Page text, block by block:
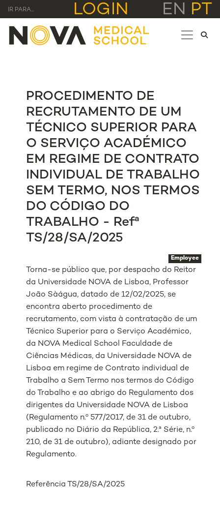
IR PARA... LOGIN EN PT
PROCEDIMENTO DE
RECRUTAMENTO DE UM
TÉCNICO SUPERIOR PARA
O SERVIÇO ACADÉMICO
EM REGIME DE CONTRATO
INDIVIDUAL DE TRABALHO
SEM TERMO, NOS TERMOS
DO CÓDIGO DO
TRABALHO - Refª
TS/28/SA/2025
Employee
Torna-se público que, por despacho do Reitor
da Universidade NOVA de Lisboa, Professor
João Sàágua, datado de 12/02/2025, se
encontra aberto procedimento de
recrutamento, com vista à contratação de um
Técnico Superior para o Serviço Académico,
da NOVA Medical School Faculdade de
Ciências Médicas, da Universidade NOVA de
Lisboa em regime de Contrato individual de
Trabalho a Sem Termo nos termos do Código
do Trabalho e ao abrigo do Regulamento dos
dirigentes da Universidade NOVA de Lisboa
(Regulamento n.º 577/2017, de 31 de outubro,
publicado no Diário da República, 2.ª Série, n.º
210, de 31 de outubro), adiante designado por
Regulamento.
Referência TS/28/SA/2025